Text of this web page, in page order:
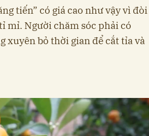
tiến” có giá cao như vậy vì đòi
mỉ. Người chăm sóc phải có
bỏ thời gian để cắt tỉa và